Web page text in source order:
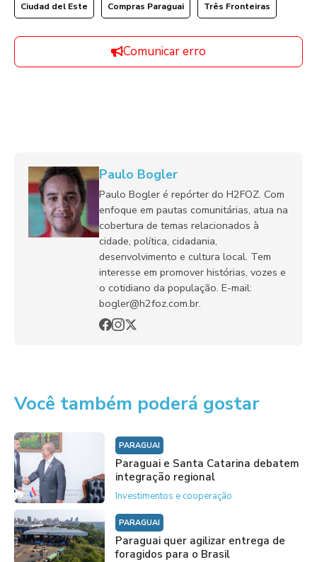
Ciudad del Este Compras Paraguai Três Fronteiras
Comunicar erro
Paulo Bogler
Paulo Bogler é repórter do H2FOZ. Com
enfoque em pautas comunitárias, atua na
cobertura de temas relacionados à
cidade, política, cidadania,
desenvolvimento e cultura local. Tem
interesse em promover histórias, vozes e
o cotidiano da população. E-mail:
bogler@h2foz.com.br.
Você também poderá gostar
PARAGUAI
Paraguai e Santa Catarina debatem
integração regional
Investimentos e cooperação
PARAGUAI
Paraguai quer agilizar entrega de
foragidos para o Brasil